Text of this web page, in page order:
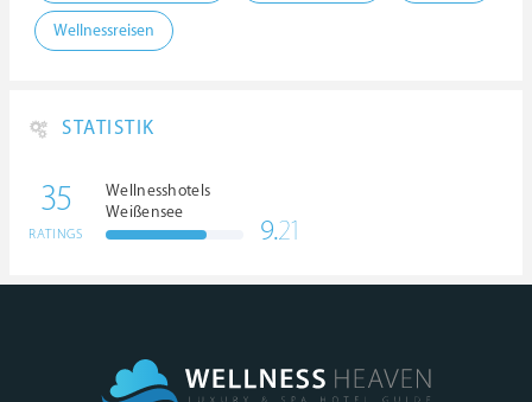
Wellnessreisen
STATISTIK
35
RATINGS
Wellnesshotels
Weißensee
9.21